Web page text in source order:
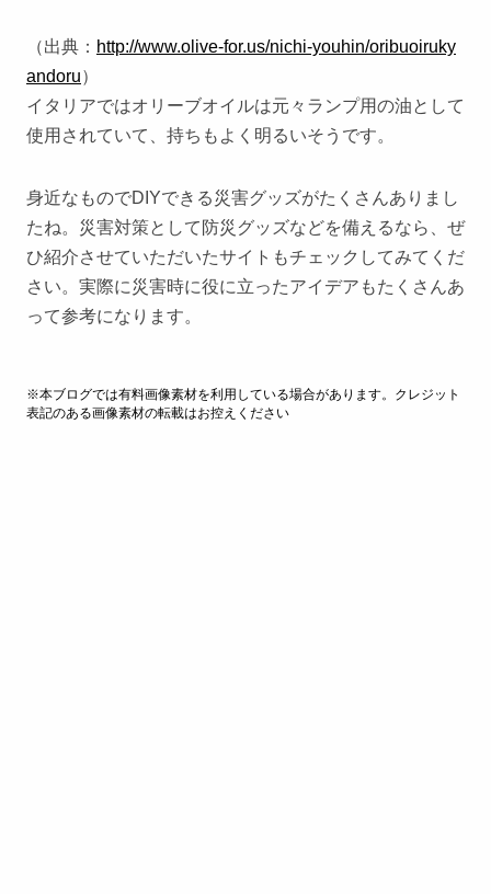
（出典： http://www.olive-for.us/nichi-youhin/oribuoiruky
andoru）
イタリアではオリーブオイルは元々ランプ用の油として
使用されていて、持ちもよく明るいそうです。
身近なものでDIYできる災害グッズがたくさんありまし
たね。災害対策として防災グッズなどを備えるなら、ぜ
ひ紹介させていただいたサイトもチェックしてみてくだ
さい。実際に災害時に役に立ったアイデアもたくさんあ
って参考になります。
※本ブログでは有料画像素材を利用している場合があります。クレジット
表記のある画像素材の転載はお控えください